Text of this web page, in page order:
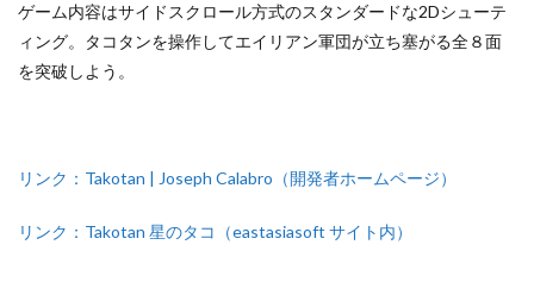
ゲーム内容はサイドスクロール方式のスタンダードな2Dシューテ
ィング。タコタンを操作してエイリアン軍団が立ち塞がる全８面
を突破しよう。
リンク：Takotan | Joseph Calabro（開発者ホームページ）
リンク：Takotan 星のタコ（eastasiasoft サイト内）